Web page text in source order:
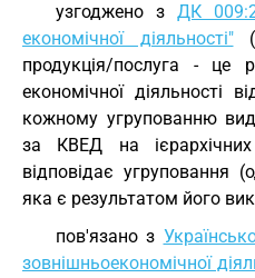
узгоджено з ДК
економічної діяльності"
продукція/послуга - це
економічної діяльності
кожному угрупованню
за КВЕД на
відповідає угруповання
яка є результатом його
пов'язано з
зовнішньоекономічної